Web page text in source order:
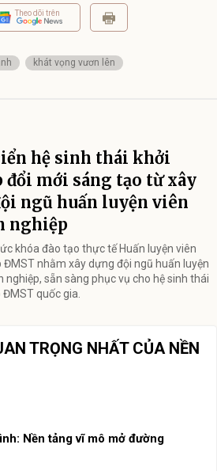
Theo dõi trên
khát vọng vươn lên
hệ sinh thái khởi
đổi mới sáng tạo từ xây
ngũ huấn luyện viên
nghiệp
khóa đào tạo thực tế Huấn luyện viên
ĐMST nhằm xây dựng đội ngũ huấn luyện
nghiệp, sẵn sàng phục vụ cho hệ sinh thái
ĐMST quốc gia.
TRỌNG NHẤT CỦA NỀN
Nền tảng vĩ mô mở đường